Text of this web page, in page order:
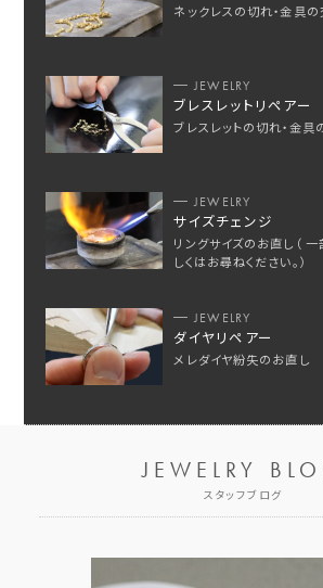
ネックレスの切れ・金具の
JEWELRY
ブレスレットリペアー
ブレスレットの切れ・金具
JEWELRY
サイズチェンジ
リングサイズのお直し（
しくはお尋ねください。）
JEWELRY
ダイヤリペアー
メレダイヤ紛失のお直し
JEWELRY
スタッフブログ